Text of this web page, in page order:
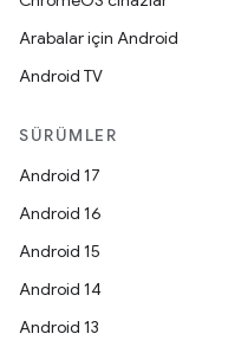
Arabalar için Android
Android TV
SÜRÜMLER
Android 17
Android 16
Android 15
Android 14
Android 13